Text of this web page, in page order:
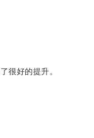
很好的提升。